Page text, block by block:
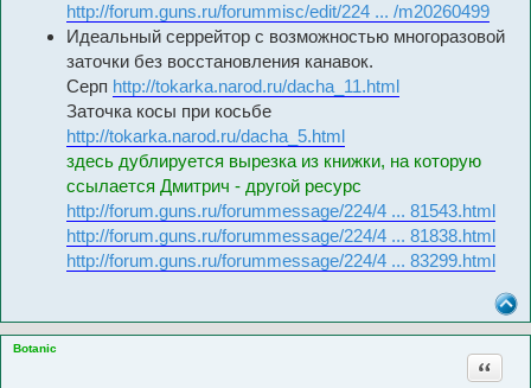
http://forum.guns.ru/forummisc/edit/224 ... /m20260499
Идеальный серрейтор с возможностью многоразовой
заточки без восстановления канавок.
Серп http://tokarka.narod.ru/dacha_11.html
Заточка косы при косьбе
http://tokarka.narod.ru/dacha_5.html
здесь дублируется вырезка из книжки, на которую
ссылается Дмитрич - другой ресурс
http://forum.guns.ru/forummessage/224/4 ... 81543.html
http://forum.guns.ru/forummessage/224/4 ... 81838.html
http://forum.guns.ru/forummessage/224/4 ... 83299.html
Botanic
Цитата